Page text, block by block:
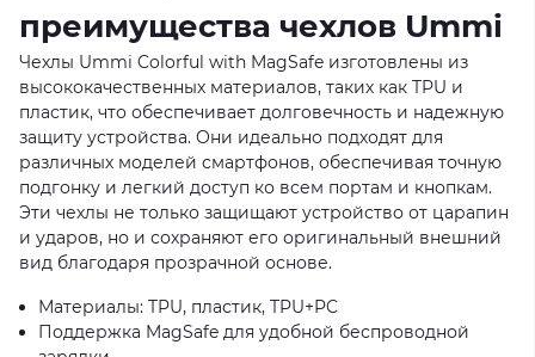
преимущества чехлов Ummi
Чехлы Ummi Colorful with MagSafe изготовлены из
высококачественных материалов, таких как TPU и
пластик, что обеспечивает долговечность и надежную
защиту устройства. Они идеально подходят для
различных моделей смартфонов, обеспечивая точную
подгонку и легкий доступ ко всем портам и кнопкам.
Эти чехлы не только защищают устройство от царапин
и ударов, но и сохраняют его оригинальный внешний
вид благодаря прозрачной основе.
Материалы: TPU, пластик, TPU+PC
Поддержка MagSafe для удобной беспроводной